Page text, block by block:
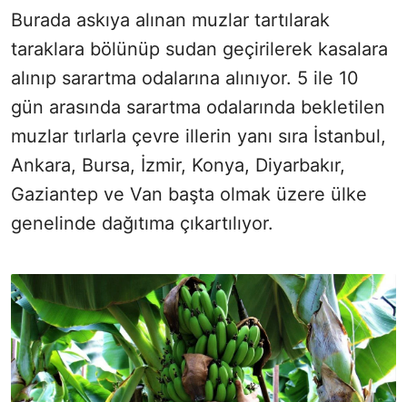
Burada askıya alınan muzlar tartılarak
taraklara bölünüp sudan geçirilerek kasalara
alınıp sarartma odalarına alınıyor. 5 ile 10
gün arasında sarartma odalarında bekletilen
muzlar tırlarla çevre illerin yanı sıra İstanbul,
Ankara, Bursa, İzmir, Konya, Diyarbakır,
Gaziantep ve Van başta olmak üzere ülke
genelinde dağıtıma çıkartılıyor.